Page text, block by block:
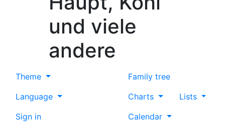
und viele
andere
Theme
Language
Sign in
Family tree
Charts
Lists
Calendar